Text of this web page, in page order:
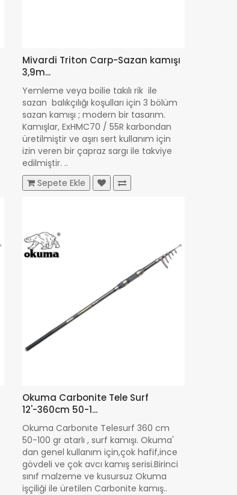
Mivardi Triton Carp-Sazan kamışı
3,9m...
Yemleme veya boilie takılı rik ile
sazan balıkçılığı koşulları için 3 bölüm
sazan kamışı ; modern bir tasarım.
Kamışlar, ExHMC70 / 55R karbondan
üretilmiştir ve aşırı sert kullanım için
izin veren bir çapraz sargı ile takviye
edilmiştir. ..
4.002,00 TL
Sepete Ekle
Okuma Carbonite Tele Surf
12'-360cm 50-1...
Okuma Carbonıte Telesurf 360 cm
50-100 gr atarlı , surf kamışı. Okuma'
dan genel kullanım için,çok hafif,ince
gövdeli ve çok avcı kamış serisi.Birinci
sınıf malzeme ve kusursuz Okuma
işçiliği ile üretilen Carbonite kamış..